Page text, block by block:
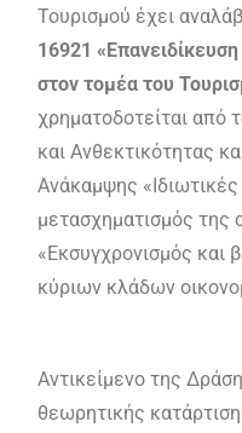
Τουρισμού έχει
16921
στον τομέα του
χρηματοδοτείται από
και Ανθεκτικότητας
Ανάκαμψης
μετασχηματισμός της
«Εκσυγχρονισμός και
κύριων κλάδων
Αντικείμενο της
θεωρητικής